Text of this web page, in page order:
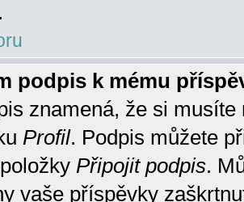
podpis k mému
znamená, že si
Profil. Podpis můžete
Připojit podpis.
vaše příspěvky